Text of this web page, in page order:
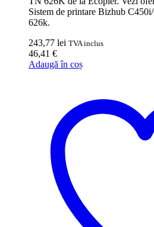
Sistem de printare Bizhub
626k.
243,77 lei TVA inclus
46,41 €
Adaugă în coș